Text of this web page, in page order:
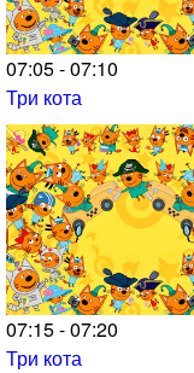
07:05 - 07:10
Три кота
07:15 - 07:20
Три кота